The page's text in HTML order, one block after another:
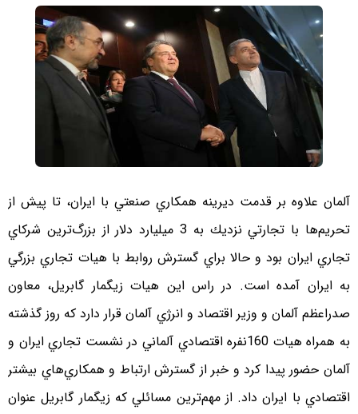
آلمان علاوه بر قدمت ديرينه همكاري صنعتي با ايران، تا پيش از
تحريم‌ها با تجارتي نزديك به 3 ميليارد دلار از بزرگ‌ترين شركاي
تجاري ايران بود و حالا براي گسترش روابط با هيات تجاري بزرگي
به ايران آمده است. در راس اين هيات زيگمار گابريل، معاون
صدراعظم آلمان و وزير اقتصاد و انرژي آلمان قرار دارد كه روز گذشته
به همراه هيات 160نفره اقتصادي آلماني در نشست تجاري ايران و
آلمان حضور پيدا كرد و خبر از گسترش ارتباط و همكاري‌هاي بيشتر
اقتصادي با ايران داد. از مهم‌ترين مسائلي كه زيگمار گابريل عنوان